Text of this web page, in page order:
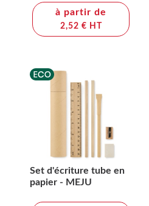
marque-page -
marquage à chaud 360°
1 couleur sur le crayon)
à partir de
2,52 € HT
Set d'écriture tube en
papier - MEJU